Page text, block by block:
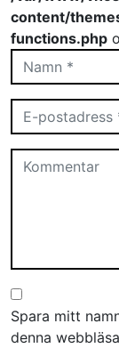
content/
functions.php
Spara mitt
denna